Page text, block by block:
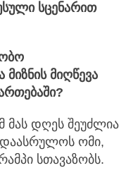
სცენარით
მიღწევა
მას დღეს შეუძლია
დაასრულოს ომი,
სთავაზობს.